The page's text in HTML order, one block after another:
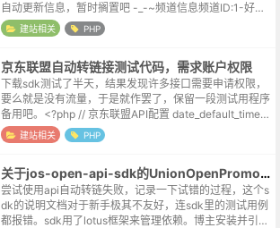
自动更新信息，暂时搁置吧 -_-~频道信息频道ID:1-好券
商品, 2-精选卖场, 10-9.9包邮,15-京东配送, 22-实时热
销...
建站相关 PHP
京东联盟自动转链接测试代码，需求账户权限
下载sdk测试了半天，结果发现许多接口需要申请权限，
要么就是没有流量，于是就作罢了，保留一段测试用程序
备用吧。<?php // 京东联盟API配置 date_default_timez
one_set("PRC"...
建站相关 PHP
关于jos-open-api-sdk的UnionOpenPromotionCommonGetRequest请求
尝试使用api自动转链失败，记录一下试错的过程，这个s
dk的说明文档对于新手极其不友好，连sdk里的测试用例
都报错。sdk用了lotus框架来管理依赖。博主安装并引入